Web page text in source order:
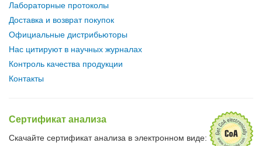
Лабораторные протоколы
Доставка и возврат покупок
Официальные дистрибьюторы
Нас цитируют в научных журналах
Контроль качества продукции
Контакты
Сертификат анализа
Скачайте сертификат анализа в электронном виде: